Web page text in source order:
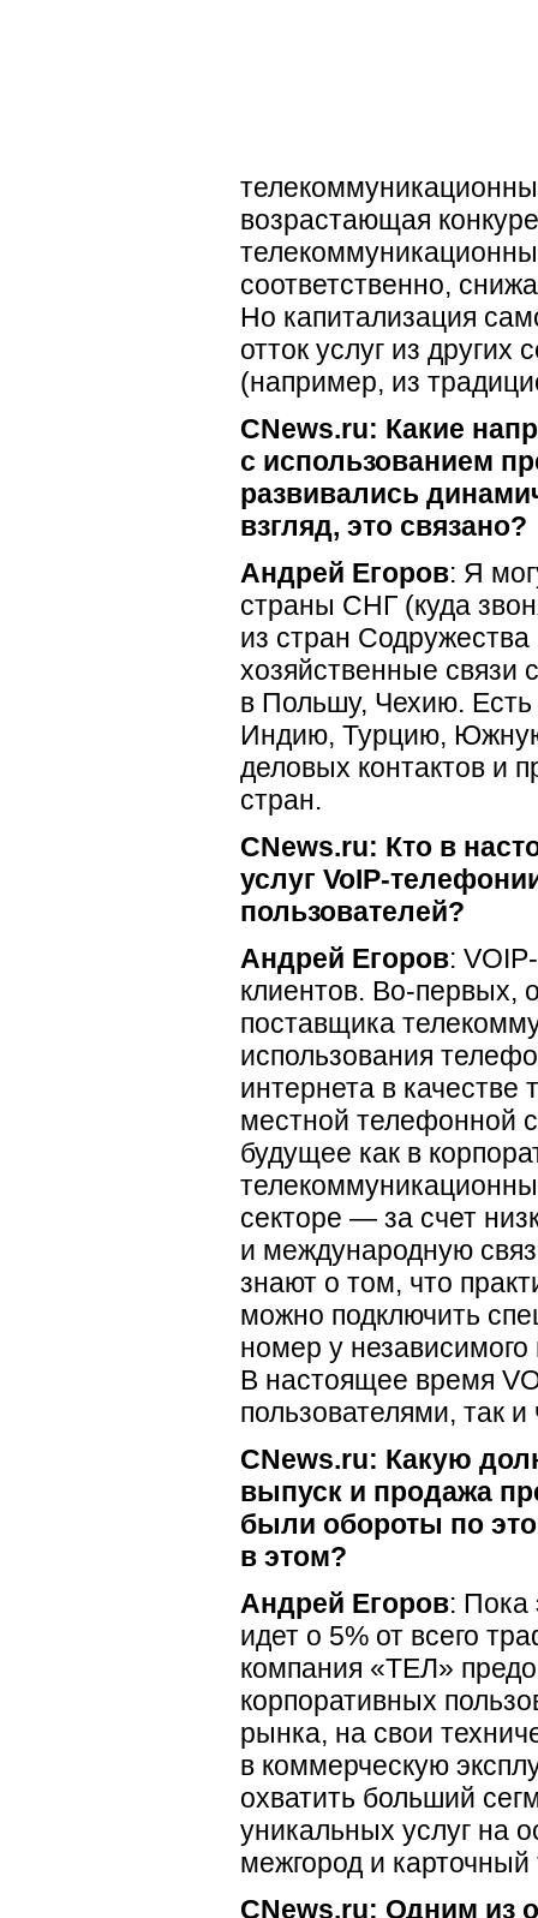
возрастающая
соответственно,
Но капитализация
отток услуг из
(например, из
CNews.ru: Какие
с использованием
развивались
взгляд, это связано?
Андрей Егоров: Я
страны СНГ (куда
из стран
хозяйственные связи
в Польшу, Чехию.
Индию, Турцию,
деловых контактов и
стран.
CNews.ru: Кто в
услуг VoIP-
пользователей?
Андрей Егоров:
клиентов. Во-первых,
поставщика
использования
интернета в качестве
местной телефонной
будущее как в
секторе — за счет
и международную
знают о том, что
можно подключить
номер у
В настоящее время
пользователями, так
CNews.ru: Какую
выпуск и продажа
были обороты по
в этом?
Андрей Егоров: Пока
идет о 5% от всего
компания «ТЕЛ»
корпоративных
рынка, на свои
в коммерческую
охватить больший
уникальных услуг на
межгород и
CNews.ru: Одним из